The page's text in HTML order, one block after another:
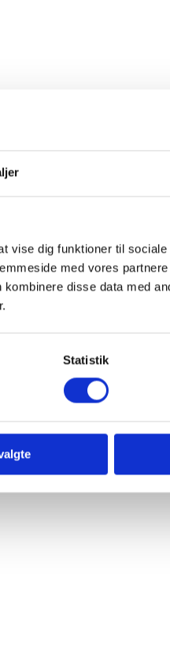
vise dig funktioner til
med vores
disse data med
Statistik